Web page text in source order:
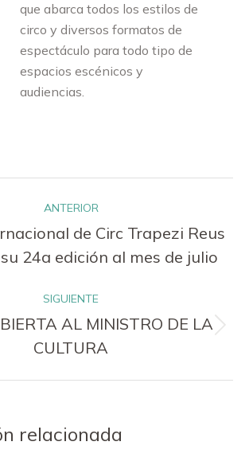
que abarca todos los estilos de
circo y diversos formatos de
espectáculo para todo tipo de
espacios escénicos y
audiencias.
ANTERIOR
Publicación
anterior:
de Circ Trapezi Reus
24a edición al mes de julio
SIGUIENTE
Publicación
siguiente:
AL MINISTRO DE LA
CULTURA
relacionada